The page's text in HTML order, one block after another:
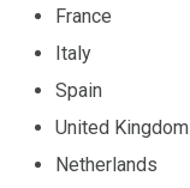
France
Italy
Spain
United Kingdom
Netherlands